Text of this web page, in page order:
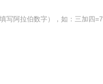
写阿拉伯数字），如：三加四=7